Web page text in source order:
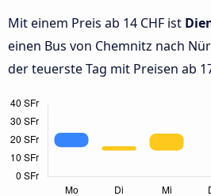
Mit einem Preis ab 14 CHF ist
einen Bus von Chemnitz nach
der teuerste Tag mit Preisen ab